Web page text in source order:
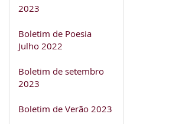
2023
Boletim de Poesia
Julho 2022
Boletim de setembro
2023
Boletim de Verão 2023